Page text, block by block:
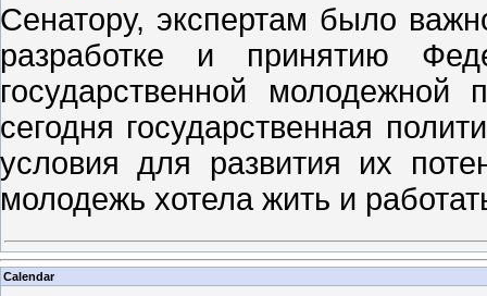
Сенатору, экспертам было
разработке и принятию
государственной молодежной
сегодня государственная
условия для развития их
молодежь хотела жить и
Calendar